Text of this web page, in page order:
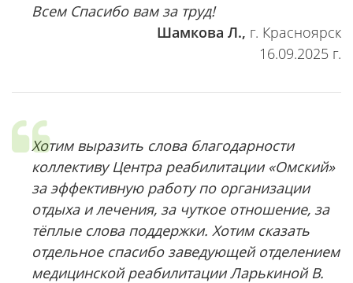
Всем Спасибо вам за труд!
Шамкова Л., г. Красноярск
16.09.2025 г.
Хотим выразить слова благодарности
коллективу Центра реабилитации «Омский»
за эффективную работу по организации
отдыха и лечения, за чуткое отношение, за
тёплые слова поддержки. Хотим сказать
отдельное спасибо заведующей отделением
медицинской реабилитации Ларькиной В.